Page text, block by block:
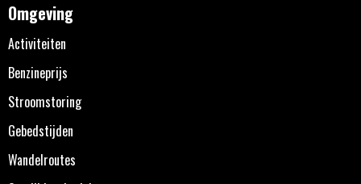
Omgeving
Activiteiten
Benzineprijs
Stroomstoring
Gebedstijden
Wandelroutes